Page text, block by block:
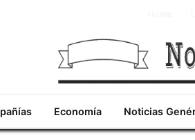
Economía Noticias